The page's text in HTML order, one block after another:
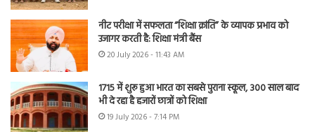
नीट परीक्षा में सफलता “शिक्षा क्रांति” के व्यापक प्रभाव को
उजागर करती है: शिक्षा मंत्री बैंस
20 July 2026 - 11:43 AM
1715 में शुरू हुआ भारत का सबसे पुराना स्कूल, 300 साल बाद
भी दे रहा है हजारों छात्रों को शिक्षा
19 July 2026 - 7:14 PM